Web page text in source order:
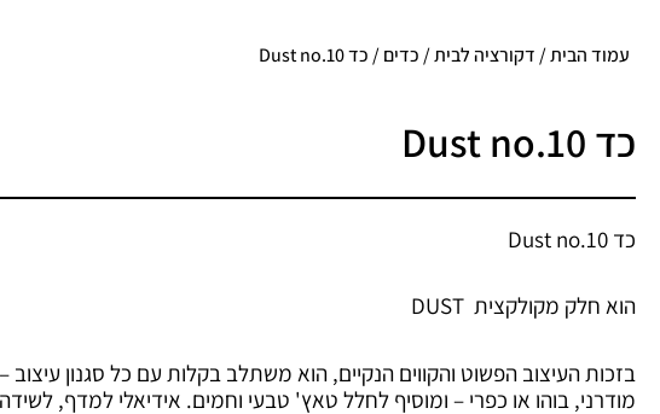
עמוד הבית/ דקורציה לבית/ כדים/ כד Dust no.10
כד Dust no.10
כד Dust no.10
הוא חלק מקולקצית DUST
בזכות העיצוב הפשוט והקווים הנקיים, הוא משתלב בקלות עם כל סגנון עיצוב –
מודרני, בוהו או כפרי – ומוסיף לחלל טאץ' טבעי וחמים. אידיאלי למדף,